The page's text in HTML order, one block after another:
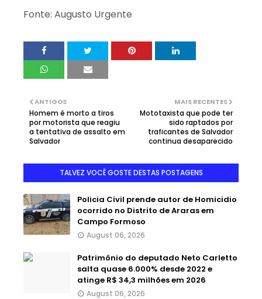
Fonte: Augusto Urgente
MAIS RECENTES
Mototaxista que pode ter
sido raptados por
traficantes de Salvador
continua desaparecido
ANTIGOS
Homem é morto a tiros
por motorista que reagiu
a tentativa de assalto em
Salvador
TALVEZ VOCÊ GOSTE DESTAS POSTAGENS
Policia Civil prende autor de Homicidio
ocorrido no Distrito de Araras em
Campo Formoso
August 06, 2026
Patrimônio do deputado Neto Carletto
salta quase 6.000% desde 2022 e
atinge R$ 34,3 milhões em 2026
August 06, 2026